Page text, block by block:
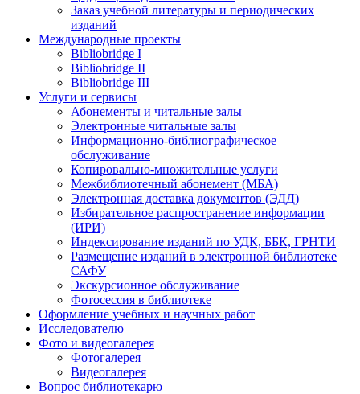
Заказ учебной литературы и периодических
изданий
Международные проекты
Bibliobridge I
Bibliobridge II
Bibliobridge III
Услуги и сервисы
Абонементы и читальные залы
Электронные читальные залы
Информационно-библиографическое
обслуживание
Копировально-множительные услуги
Межбиблиотечный абонемент (МБА)
Электронная доставка документов (ЭДД)
Избирательное распространение информации
(ИРИ)
Индексирование изданий по УДК, ББК, ГРНТИ
Размещение изданий в электронной библиотеке
САФУ
Экскурсионное обслуживание
Фотосессия в библиотеке
Оформление учебных и научных работ
Исследователю
Фото и видеогалерея
Фотогалерея
Видеогалерея
Вопрос библиотекарю